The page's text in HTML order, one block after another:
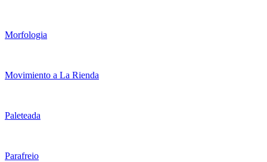
Morfologia
Movimiento a La Rienda
Paleteada
Parafreio